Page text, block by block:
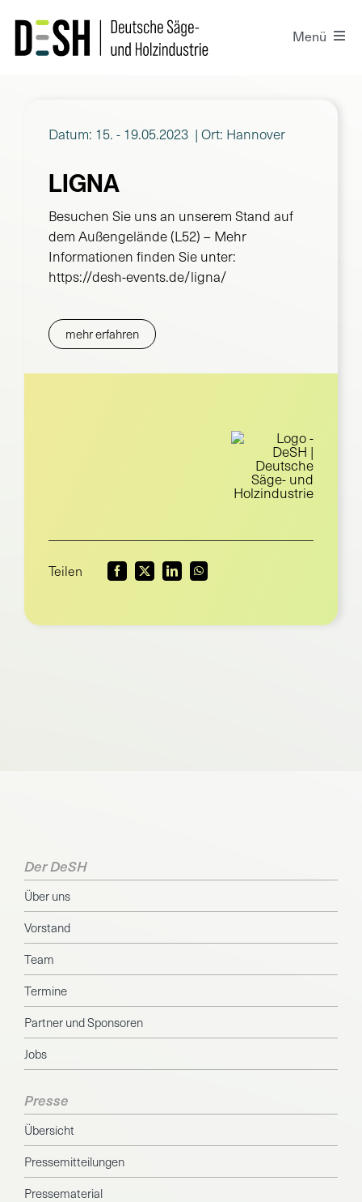
Inhalt
springen
Menü
Presse
Projekte
Positionen
Datum: 15. - 19.05.2023 | Ort: Hannover
LIGNA
Besuchen Sie uns an unserem Stand auf
dem Außengelände (L52) – Mehr
Informationen finden Sie unter:
https://desh-events.de/ligna/
mehr erfahren
Teilen
Der DeSH
Über uns
Vorstand
Team
Termine
Partner und Sponsoren
Jobs
Presse
Übersicht
Pressemitteilungen
Pressematerial